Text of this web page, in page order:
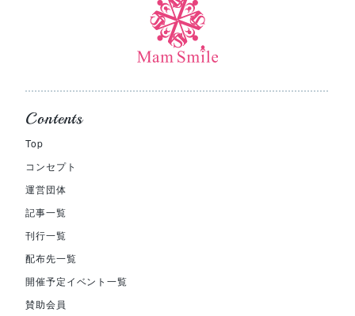
Contents
Top
コンセプト
運営団体
記事一覧
刊行一覧
配布先一覧
開催予定イベント一覧
賛助会員